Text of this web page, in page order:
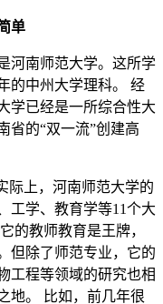
单
河南师范大学。这所学
的中州大学理科。 经
学已经是一所综合性大
省的“双一流”创建高
际上，河南师范大学的
工学、教育学等11个大
的教师教育是王牌，
但除了师范专业，它的
工程等领域的研究也相
地。 比如，前几年很